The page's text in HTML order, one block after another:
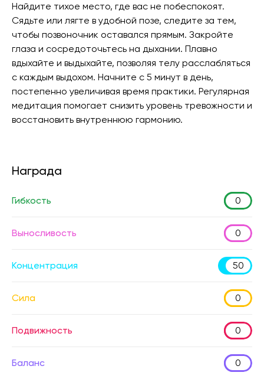
Найдите тихое место, где вас не побеспокоят.
Сядьте или лягте в удобной позе, следите за тем,
чтобы позвоночник оставался прямым. Закройте
глаза и сосредоточьтесь на дыхании. Плавно
вдыхайте и выдыхайте, позволяя телу расслабляться
с каждым выдохом. Начните с 5 минут в день,
постепенно увеличивая время практики. Регулярная
медитация помогает снизить уровень тревожности и
восстановить внутреннюю гармонию.
Награда
Гибкость 0
Выносливость 0
Концентрация 50
Сила 0
Подвижность 0
Баланс 0